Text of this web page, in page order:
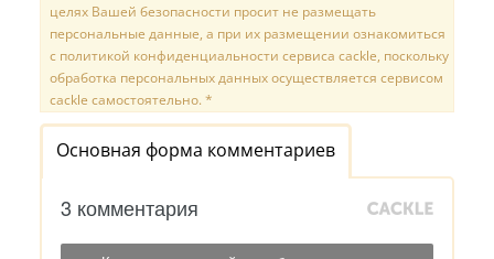
целях Вашей безопасности просит не размещать
персональные данные, а при их размещении ознакомиться
с политикой конфиденциальности сервиса cackle, поскольку
обработка персональных данных осуществляется сервисом
cackle самостоятельно. *
Основная форма комментариев
3 комментария